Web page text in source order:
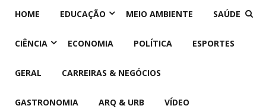
HOME EDUCAÇÃO MEIO AMBIENTE SAÚDE
CIÊNCIA ECONOMIA POLÍTICA ESPORTES
GERAL CARREIRAS & NEGÓCIOS
GASTRONOMIA ARQ & URB VÍDEO